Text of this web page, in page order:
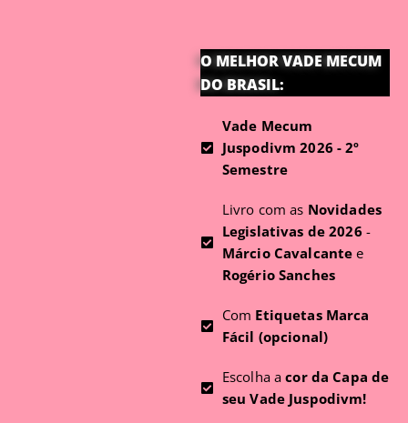
O MELHOR VADE MECUM
DO BRASIL:
Vade Mecum
Juspodivm 2026 - 2º
Semestre
Livro com as Novidades
Legislativas de 2026 -
Márcio Cavalcante e
Rogério Sanches
Com Etiquetas Marca
Fácil (opcional)
Escolha acor da Capa de
seu Vade Juspodivm!